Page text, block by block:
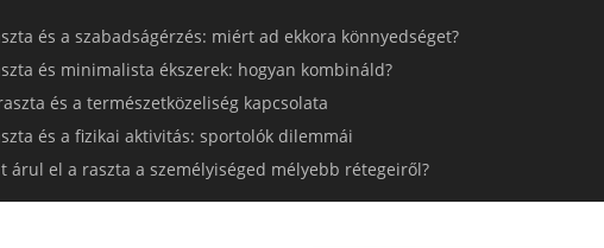
és a szabadságérzés: miért ad ekkora könnyedséget?
és minimalista ékszerek: hogyan kombináld?
és a természetközeliség kapcsolata
és a fizikai aktivitás: sportolók dilemmái
árul el a raszta a személyiséged mélyebb rétegeiről?